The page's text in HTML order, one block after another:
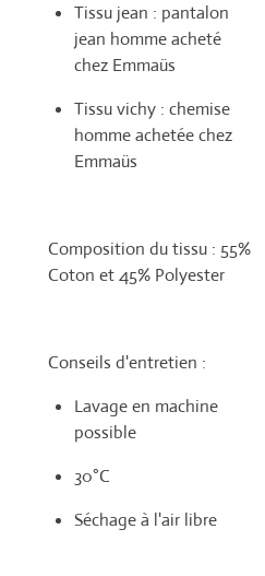
Tissu jean : pantalon
jean homme acheté
chez Emmaüs
Tissu vichy : chemise
homme achetée chez
Emmaüs
Composition du tissu : 55%
Coton et 45% Polyester
Conseils d'entretien :
Lavage en machine
possible
30°C
Séchage à l'air libre